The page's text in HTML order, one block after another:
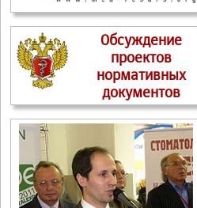
Обсуждение
проектов
нормативных
документов